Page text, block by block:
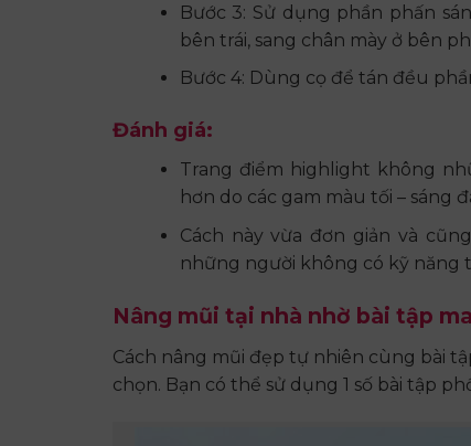
Bước 3: Sử dụng phần phấn
bên trái, sang chân mày ở bên
Bước 4: Dùng cọ để tán đều
Đánh giá:
Trang điểm highlight không
hơn do các gam màu tối – sáng
Cách này vừa đơn giản và
những người không có kỹ năng
Nâng mũi tại nhà nhờ bài tập
Cách nâng mũi đẹp tự nhiên cùng bài
chọn. Bạn có thể sử dụng 1 số bài tập